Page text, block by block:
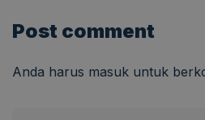
Post comment
Anda harus masuk untuk